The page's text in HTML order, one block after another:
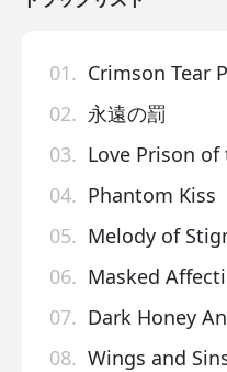
01. Crimson Tear
02. 永遠の罰
03. Love Prison of
04. Phantom Kiss
05. Melody of
06. Masked
07. Dark Honey
08. Wings and